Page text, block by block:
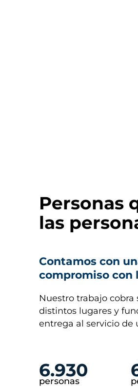
Personas
las
Contamos con
compromiso con
Nuestro trabajo cobra
distintos lugares y
entrega al servicio de
6.930
personas